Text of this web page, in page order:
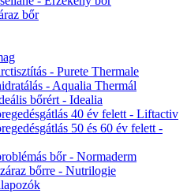
bőr
- Purete Thermale
- Aqualia Thermál
bőrért - Idealia
40 év felett - Liftactiv
50 és 60 év felett -
bőr - Normaderm
bőrre - Nutrilogie